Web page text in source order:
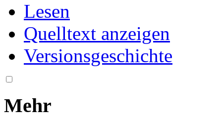
Lesen
Quelltext anzeigen
Versionsgeschichte
Mehr